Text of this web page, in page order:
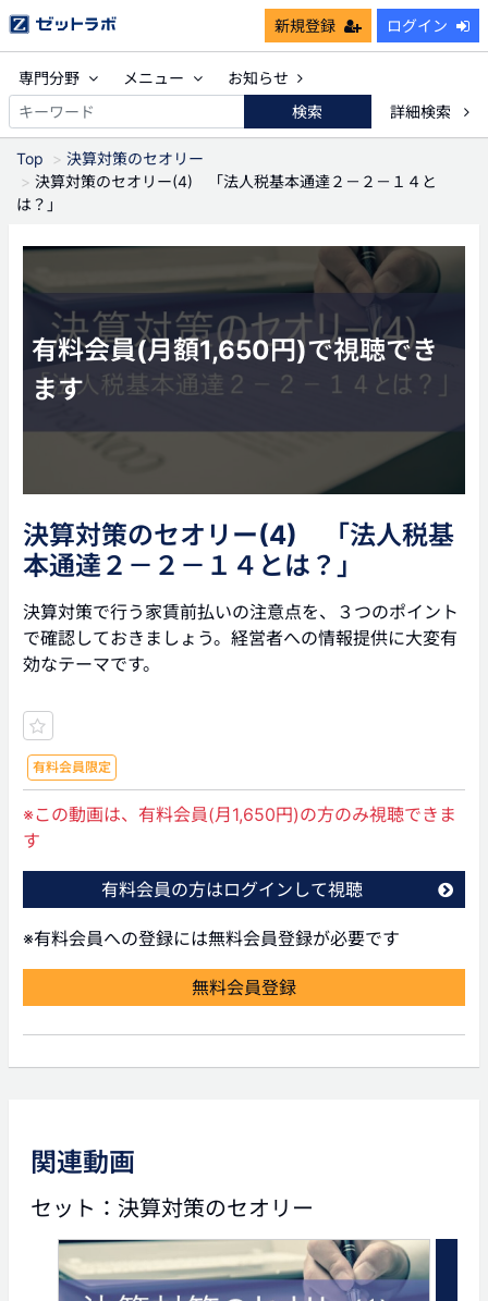
新規登録 ログイン
専門分野 メニュー
お知らせ
検索
詳細検索
Top
決算対策のセオリー
決算対策のセオリー(4) 「法人税基本通達２－２－１４と
は？」
有料会員(月額1,650円)で視聴でき
ます
決算対策のセオリー(4) 「法人税基
本通達２－２－１４とは？」
決算対策で行う家賃前払いの注意点を、３つのポイント
で確認しておきましょう。経営者への情報提供に大変有
効なテーマです。
有料会員限定
※この動画は、有料会員(月1,650円)の方のみ視聴できま
す
有料会員の方はログインして視聴
※有料会員への登録には無料会員登録が必要です
無料会員登録
前の動画
決算対策のセオリー(3)
手軽な決算対策とは？」
次の動画
決算対策のセオリー(5)
こるパターンとは？」
関連動画
セット：決算対策のセオリー